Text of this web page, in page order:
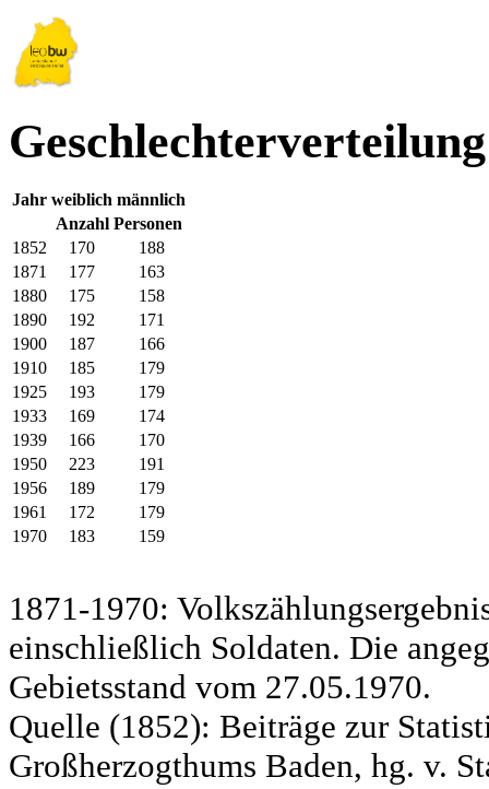
Jahr weiblich männlich
Anzahl Personen
1852
170
188
1871
177
163
1880
175
158
1890
192
171
1900
187
166
1910
185
179
1925
193
179
1933
169
174
1939
166
170
1950
223
191
1956
189
179
1961
172
179
1970
183 159
1871-1970:
einschließlich Soldaten. Die
Gebietsstand vom 27.05.1970.
Quelle (1852): Beiträge zur
Großherzogthums Baden, hg. v.